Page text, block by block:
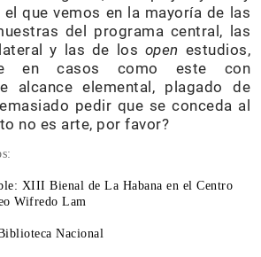
que vemos en la mayoría de las
del programa central, las
y las de los open estudios,
en casos como este con
alcance elemental, plagado de
pedir que se conceda al
no es arte, por favor?
XIII Bienal de La Habana en el Centro
Wifredo Lam
Nacional